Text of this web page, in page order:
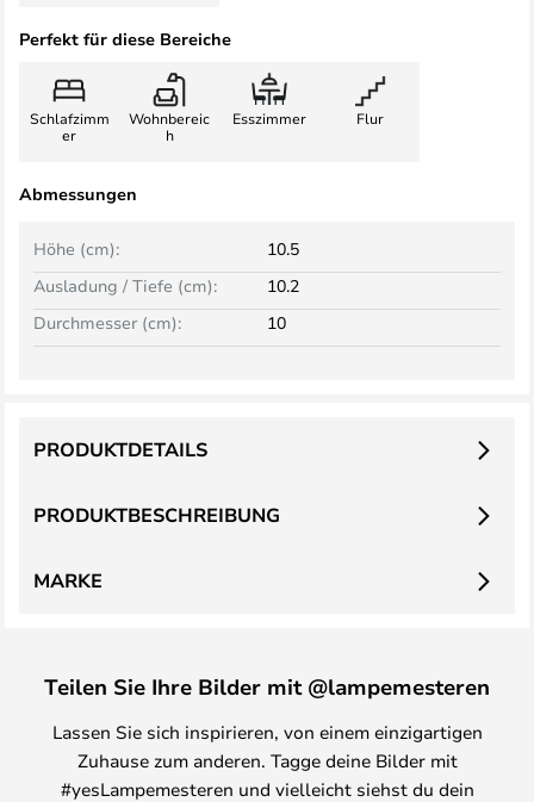
Perfekt für diese Bereiche
Schlafzimm
er
Wohnbereic
h
Esszimmer Flur
Abmessungen
Höhe (cm):
10.5
Ausladung / Tiefe (cm):
10.2
Durchmesser (cm):
10
PRODUKTBESCHREIBUNG
PRODUKTDETAILS
MARKE
Teilen Sie Ihre Bilder mit @lampemesteren
Lassen Sie sich inspirieren, von einem einzigartigen
Zuhause zum anderen. Tagge deine Bilder mit
#yesLampemesteren und vielleicht siehst du dein